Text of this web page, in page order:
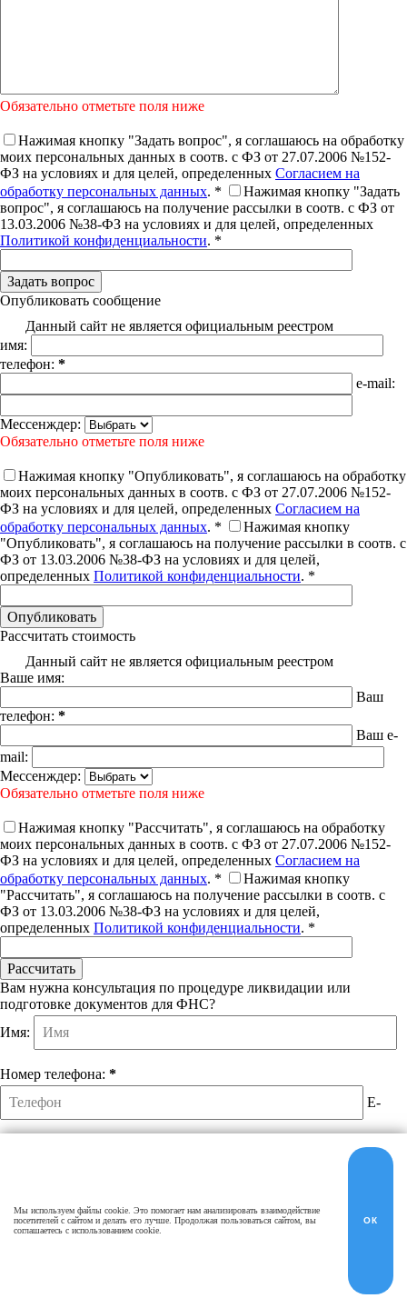
Обязательно отметьте поля ниже
Нажимая кнопку "Задать вопрос", я соглашаюсь на обработку
моих персональных данных в соотв. с ФЗ от 27.07.2006 №152-
ФЗ на условиях и для целей, определенных Согласием на
обработку персональных данных. *
Нажимая кнопку "Задать
вопрос", я соглашаюсь на получение рассылки в соотв. с ФЗ от
13.03.2006 №38-ФЗ на условиях и для целей, определенных
Политикой конфиденциальности. *
Опубликовать сообщение
Данный сайт не является официальным реестром
имя:
телефон: *
e-mail:
Мессенждер:
Обязательно отметьте поля ниже
Нажимая кнопку "Опубликовать", я соглашаюсь на обработку
моих персональных данных в соотв. с ФЗ от 27.07.2006 №152-
ФЗ на условиях и для целей, определенных Согласием на
обработку персональных данных. *
Нажимая кнопку
"Опубликовать", я соглашаюсь на получение рассылки в соотв. с
ФЗ от 13.03.2006 №38-ФЗ на условиях и для целей,
определенных Политикой конфиденциальности. *
Рассчитать стоимость
Данный сайт не является официальным реестром
Ваше имя:
Ваш
телефон: *
Ваш e-
mail:
Мессенждер:
Обязательно отметьте поля ниже
Нажимая кнопку "Рассчитать", я соглашаюсь на обработку
моих персональных данных в соотв. с ФЗ от 27.07.2006 №152-
ФЗ на условиях и для целей, определенных Согласием на
обработку персональных данных. *
Нажимая кнопку
"Рассчитать", я соглашаюсь на получение рассылки в соотв. с
ФЗ от 13.03.2006 №38-ФЗ на условиях и для целей,
определенных Политикой конфиденциальности. *
Вам нужна консультация по процедуре ликвидации или
подготовке документов для ФНС?
Имя:
Номер телефона: *
E-
Обязательно отметьте поля ниже
Согласием на
Мы используем файлы cookie. Это помогает нам анализировать взаимодействие
посетителей с сайтом и делать его лучше. Продолжая пользоваться сайтом, вы
соглашаетесь с использованием cookie.
ОК